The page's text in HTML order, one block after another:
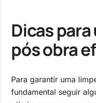
Dicas
pós obra
Para garantir uma
fundamental seguir